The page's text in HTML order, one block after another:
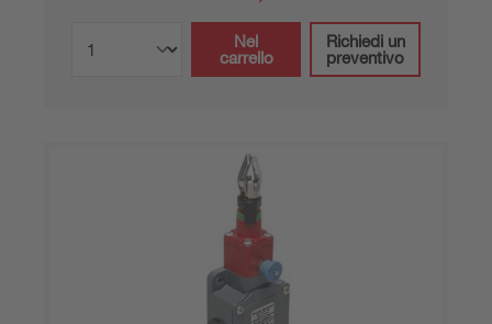
Nel
carrello
Richiedi un
preventivo